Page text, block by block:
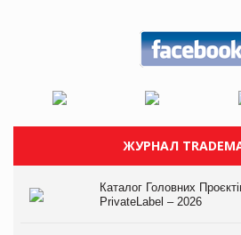
ЖУРНАЛ
Каталог Головних
PrivateLabel – 2026